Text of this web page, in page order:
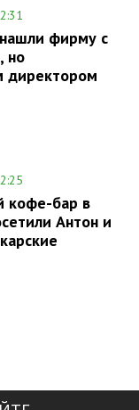
фирму с
но
директором
кофе-бар в
Антон и